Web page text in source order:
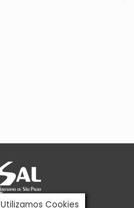
Utilizamos Cookies